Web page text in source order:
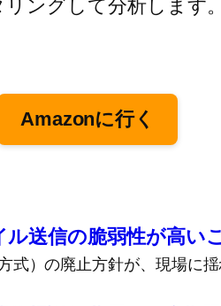
ングして分析します。
Amazonに行く
送信の脆弱性が高い
式）の廃止方針が、現場に